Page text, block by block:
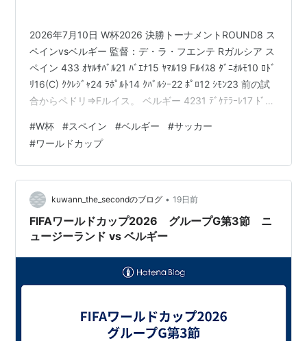
2026年7月10日 W杯2026 決勝トーナメントROUND8 ス
ペインvsベルギー 監督：デ・ラ・フエンテ Rガルシア ス
ペイン 433 ｵﾔﾙｻﾊﾞﾙ21 ﾊﾞｴﾅ15 ﾔﾏﾙ19 Fﾙｲｽ8 ﾀﾞﾆｵﾙﾓ10 ﾛﾄﾞ
ﾘ16(C) ｸｸﾚｼﾞｬ24 ﾗﾎﾟﾙﾄ14 ｸﾊﾞﾙｼｰ22 ﾎﾟﾛ12 ｼﾓﾝ23 前の試
合からペドリ⇒Fルイス。 ベルギー 4231 ﾃﾞｹﾃﾗｰﾚ17 ﾄﾞｸ
ｴﾝｺﾞｲ25 ｶｽﾀｰﾆｭ21 ｸﾙﾄﾜ1 前の試合からオナナ⇒ファナー
ケン、ルケ・バキオ⇒ドク、テ…
#W杯 #スペイン #ベルギー #サッカー
#ワールドカップ
kuwann_the_secondのブログ • 19日前
FIFAワールドカップ2026 グループG第3節 ニ
ュージーランド vs ベルギー